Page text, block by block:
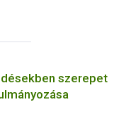
szerepet